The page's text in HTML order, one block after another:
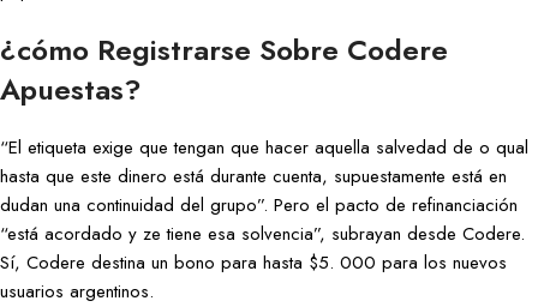
¿cómo Registrarse Sobre Codere
Apuestas?
“El etiqueta exige que tengan que hacer aquella salvedad de o qual
hasta que este dinero está durante cuenta, supuestamente está en
dudan una continuidad del grupo”. Pero el pacto de refinanciación
“está acordado y ze tiene esa solvencia”, subrayan desde Codere.
Sí, Codere destina un bono para hasta $5. 000 para los nuevos
usuarios argentinos.